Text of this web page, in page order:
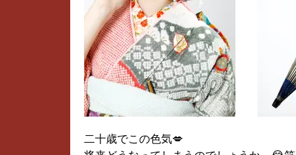
二十歳でこの色気💋